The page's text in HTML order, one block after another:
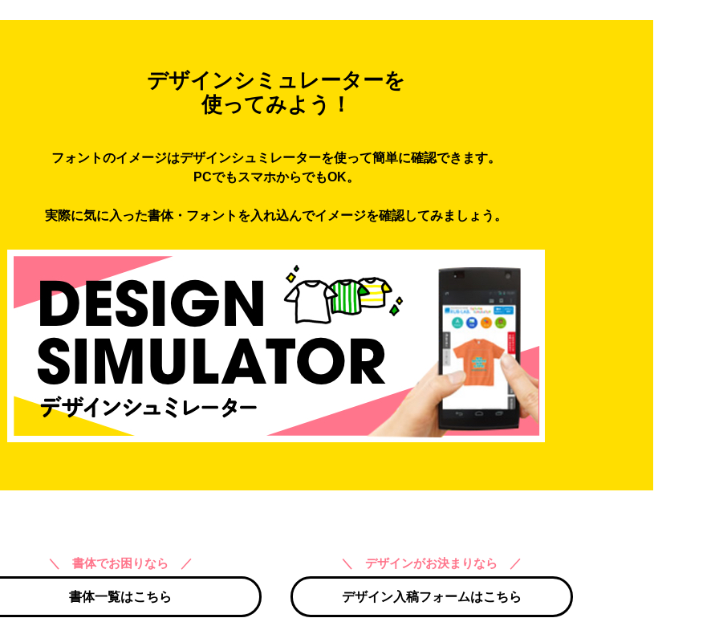
デザインシミュレーターを
使ってみよう！
フォントのイメージはデザインシュミレーターを使って簡単に確認できます。
PCでもスマホからでもOK。
実際に気に入った書体・フォントを入れ込んでイメージを確認してみましょう。
＼ 書体でお困りなら ／
書体一覧はこちら
＼ デザインがお決まりなら ／
デザイン入稿フォームはこちら